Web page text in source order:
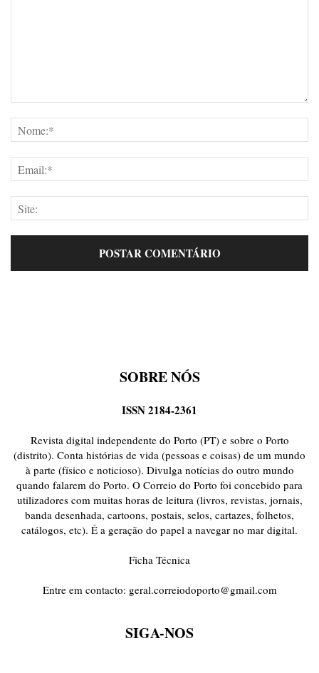
SOBRE NÓS
ISSN 2184-2361
Revista digital independente do Porto (PT) e sobre o Porto
(distrito). Conta histórias de vida (pessoas e coisas) de um mundo
à parte (físico e noticioso). Divulga notícias do outro mundo
quando falarem do Porto. O Correio do Porto foi concebido para
utilizadores com muitas horas de leitura (livros, revistas, jornais,
banda desenhada, cartoons, postais, selos, cartazes, folhetos,
catálogos, etc). É a geração do papel a navegar no mar digital.
Ficha Técnica
Entre em contacto: geral.correiodoporto@gmail.com
SIGA-NOS